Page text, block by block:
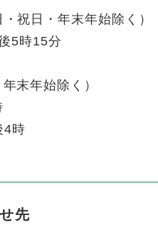
祝日・年末年始除く）
5時15分
末年始除く）
時
先